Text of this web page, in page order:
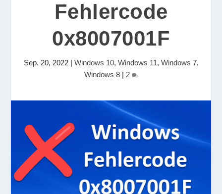
Fehlercode
0x8007001F
Sep. 20, 2022| Windows 10, Windows 11, Windows 7,
Windows 8 | 2